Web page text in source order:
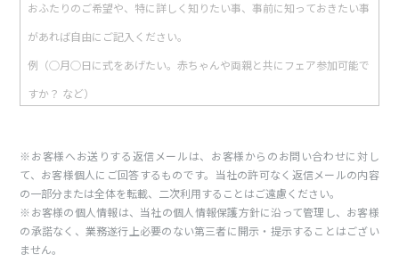
※お客様へお送りする返信メールは、お客様からのお問い合わせに対し
て、お客様個人にご回答するものです。当社の許可なく返信メールの内容
の一部分または全体を転載、二次利用することはご遠慮ください。
※お客様の個人情報は、当社の個人情報保護方針に沿って管理し、お客様
の承諾なく、業務遂行上必要のない第三者に開示・提示することはござい
ません。